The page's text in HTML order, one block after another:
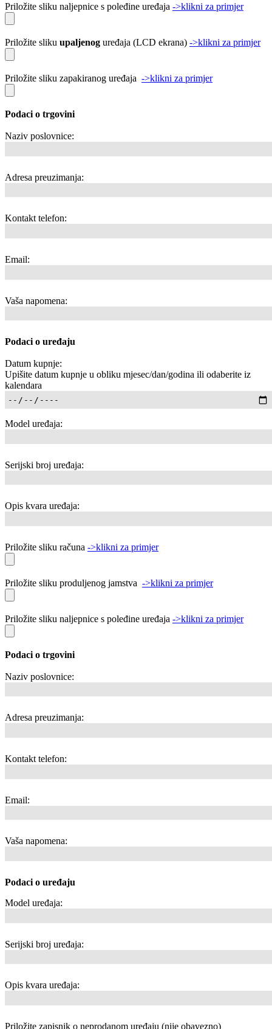
Priložite sliku naljepnice s poleđine uređaja ->klikni za primjer
Priložite sliku upaljenog uređaja (LCD ekrana) ->klikni za primjer
Priložite sliku zapakiranog uređaja ->klikni za primjer
Podaci o trgovini
Naziv poslovnice:
Adresa preuzimanja:
Kontakt telefon:
Email:
Vaša napomena:
Podaci o uređaju
Datum kupnje:
Upišite datum kupnje u obliku mjesec/dan/godina ili odaberite iz
kalendara
Model uređaja:
Serijski broj uređaja:
Opis kvara uređaja:
Priložite sliku računa ->klikni za primjer
Priložite sliku produljenog jamstva ->klikni za primjer
Priložite sliku naljepnice s poleđine uređaja ->klikni za primjer
Podaci o trgovini
Naziv poslovnice:
Adresa preuzimanja:
Kontakt telefon:
Email:
Vaša napomena:
Podaci o uređaju
Model uređaja:
Serijski broj uređaja:
Opis kvara uređaja:
Priložite zapisnik o neprodanom uređaju (nije obavezno)